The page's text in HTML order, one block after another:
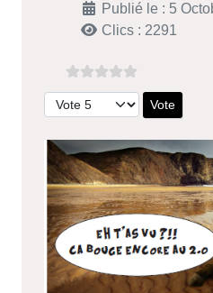
Publié le : 5
Clics : 2291
Veuillez voter